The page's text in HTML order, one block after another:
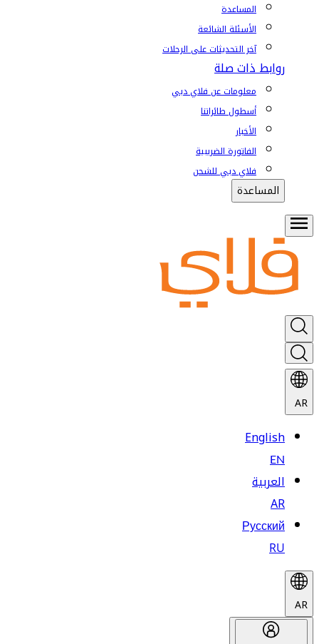
المساعدة
الأسئلة الشائعة
آخر التحديثات على الرحلات
روابط ذات صلة
معلومات عن فلاي دبي
أسطول طائراتنا
الأخبار
الفاتورة الضريبية
فلاي دبي للشحن
المساعدة
AR
English
EN
العربية
AR
Русский
RU
AR